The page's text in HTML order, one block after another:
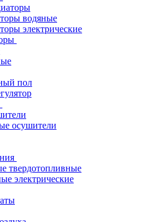
водяные
электрические
пол
осушители
твердотопливные
электрические